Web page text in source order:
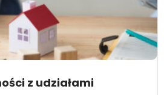
z udziałami